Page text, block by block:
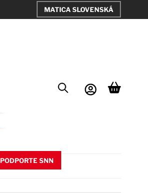
MATICA SLOVENSKÁ
PODPORTE SNN